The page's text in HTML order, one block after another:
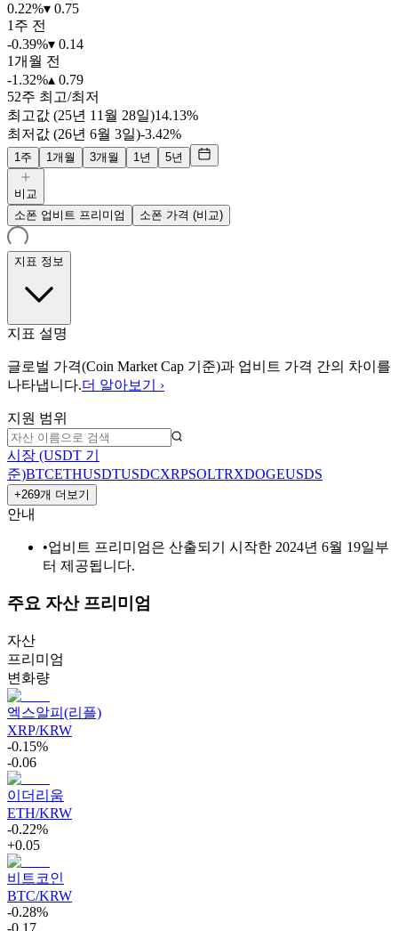
0.22%▾ 0.75
1주 전
-0.39%▾ 0.14
1개월 전
-1.32%▴ 0.79
52주 최고/최저
최고값 (25년 11월 28일)14.13%
최저값 (26년 6월 3일)-3.42%
1주 1개월 3개월 1년 5년
비교
소폰 업비트 프리미엄
소폰 가격 (비교)
지표 정보
지표 설명
글로벌 가격(Coin Market Cap 기준)과 업비트 가격 간의 차이를
나타냅니다.더 알아보기 ›
지원 범위
시장 (USDT 기
준)BTCETHUSDTUSDCXRPSOLTRXDOGEUSDS
+269개 더보기
안내
•업비트 프리미엄은 산출되기 시작한 2024년 6월 19일부
터 제공됩니다.
주요 자산 프리미엄
자산
프리미엄
변화량
엑스알피(리플)
XRP/KRW
-0.15%
-0.06
이더리움
ETH/KRW
-0.22%
+0.05
비트코인
BTC/KRW
-0.28%
-0.17